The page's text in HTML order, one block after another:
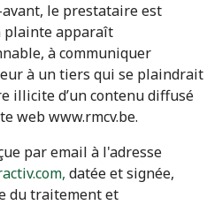
le prestataire est
plainte apparaît
à communiquer
à un tiers qui se plaindrait
illicite d’un contenu diffusé
web www.rmcv.be.
par email à l'adresse
, datée et signée,
du traitement et